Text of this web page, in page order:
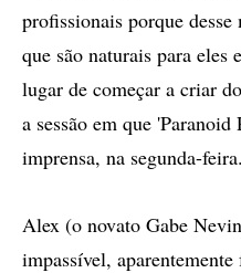
profissionais porque
que são naturais para eles
lugar de começar a criar
a sessão em que
imprensa, na segunda-feira.
Alex (o novato Gabe
impassível,